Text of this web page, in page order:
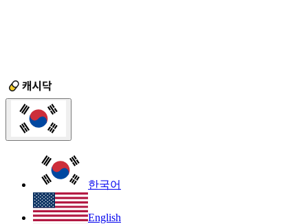
한국어
English